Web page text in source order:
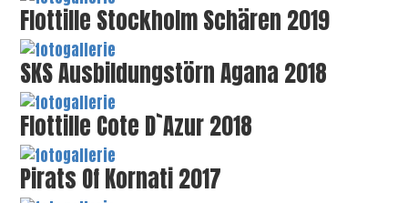
Flottille Stockholm Schären 2019
SKS Ausbildungstörn Agana 2018
Flottille Cote D`Azur 2018
Pirats Of Kornati 2017